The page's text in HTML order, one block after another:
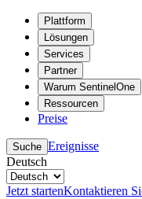
Plattform
Lösungen
Services
Partner
Warum SentinelOne
Ressourcen
Preise
Suche Ereignisse
Deutsch
Jetzt startenKontaktieren